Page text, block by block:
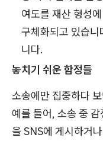
여도를 재산 형성
구체화되고 있습
니다.
놓치기 쉬운 함정들
소송에만 집중하다
예를 들어, 소송 중
을 SNS에 게시하거